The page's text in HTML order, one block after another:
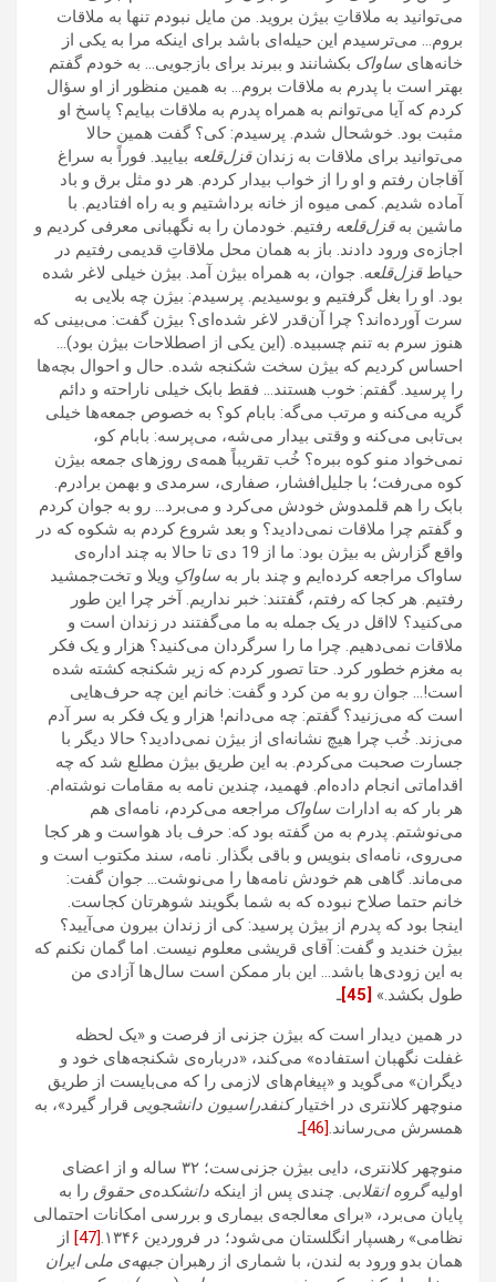
می‌توانید به ملاقاتِ بیژن بروید. من مایل نبودم تنها به ملاقات
بروم… می‌ترسیدم این حیله‌ای باشد برای اینکه مرا به یکی از
خانه‌های ساواک بکشانند و ببرند برای بازجویی… به خودم گفتم
بهتر است با پدرم به ملاقات بروم… به همین منظور از او سؤال
کردم که آیا می‌توانم به همراه پدرم به ملاقات بیایم؟ پاسخ او
مثبت بود. خوشحال شدم. پرسیدم: کی؟ گفت همین حالا
می‌توانید برای ملاقات به زندانقزل‌قلعه بیایید. فوراً به سراغ
آقاجان رفتم و او را از خواب بیدار کردم. هر دو مثل برق و باد
آماده شدیم. کمی میوه از خانه برداشتیم و به راه افتادیم. با
ماشین بهقزل‌قلعه رفتیم. خودمان را به نگهبانی معرفی کردیم و
اجازه‌ی ورود دادند. باز به همان محل ملاقاتِ قدیمی رفتیم در
حیاطقزل‌قلعه. جوان، به همراه بیژن آمد. بیژن خیلی لاغر شده
بود. او را بغل گرفتیم و بوسیدیم. پرسیدم: بیژن چه بلایی به
سرت آورده‌اند؟ چرا آن‌قدر لاغر شده‌ای؟ بیژن گفت: می‌بینی که
هنوز سرم به تنم چسبیده. (این یکی از اصطلاحات بیژن بود)…
احساس کردیم که بیژن سخت شکنجه شده. حال و احوال بچه‌ها
را پرسید. گفتم‌: خوب هستند… فقط بابک خیلی ناراحته و دائم
گریه می‌کنه و مرتب می‌گه: بابام کو؟ به خصوص جمعه‌ها خیلی
بی‌تابی می‌کنه و وقتی بیدار می‌شه، می‌پرسه: بابام کو،
نمی‌خواد منو کوه ببره؟ خُب تقریباً همه‌ی روزهای جمعه بیژن
کوه می‌رفت؛ با جلیل‌افشار، صفاری، سرمدی و بهمن برادرم.
بابک را هم قلمدوش خودش می‌‌کرد و می‌برد… رو به جوان کردم
و گفتم چرا ملاقات نمی‌دادید؟ و بعد شروع کردم به شکوه که در
واقع گزارش به بیژن بود: ما از 19 دی تا حالا به چند اداره‌ی
ساواک مراجعه کرده‌ایم و چند بار به ساواکِ ویلا و تخت‌جمشید
رفتیم. هر کجا که رفتم، گفتند: خبر نداریم. آخر چرا این طور
می‌کنید؟ لااقل در یک جمله به ما می‌گفتند در زندان است و
ملاقات نمی‌دهیم. چرا ما را سرگردان می‌کنید؟ هزار و یک فکر
به مغزم خطور کرد. حتا تصور کردم که زیر شکنجه کشته شده
است!… جوان رو به من کرد و گفت: خانم این چه حرف‌هایی
است که می‌زنید؟ گفتم: چه می‌دانم! هزار و یک فکر به سر آدم
می‌زند. خُب چرا هیچ نشانه‌ای از بیژن نمی‌دادید؟ حالا دیگر با
جسارت صحبت می‌کردم. به این طریق بیژن مطلع شد که چه
اقداماتی انجام داده‌ام. فهمید، چندین نامه به مقامات نوشته‌ام.
هر بار که به ادارات ساواک مراجعه می‌کردم، نامه‌ای هم
می‌نوشتم. پدرم به من گفته بود که: حرف باد هواست و هر کجا
می‌روی، نامه‌ای بنویس و باقی بگذار. نامه، سند مکتوب است و
می‌ماند. گاهی هم خودش نامه‌ها را می‌نوشت… جوان گفت:
خانم حتما صلاح نبوده که به شما بگویند شوهرتان کجاست.
اینجا بود که پدرم از بیژن پرسید: کی از زندان بیرون می‌آیید؟
بیژن خندید و گفت‌: آقای قریشی معلوم نیست. اما گمان نکنم که
به این زودی‌ها باشد… این بار ممکن است سال‌ها آزادی من
طول بکشد.» [45]
ـ
در همین دیدار است که بیژن جزنی از فرصت و «یک لحظه
غفلت نگهبان استفاده» می‌کند، «درباره‌ی شکنجه‌های خود و
دیگران» می‌گوید و «پیغام‌های لازمی را که می‌بایست از طریق
منوچهر کلانتری در اختیارکنفدراسیون دانشجویی قرار گیرد»، به
همسرش می‌رساند.[46]
ـ
منوچهر کلانتری، دایی بیژن جزنی‌ست؛ ۳۲ ساله و از اعضای
اولیه‌گروه انقلابی. چندی پس از اینکه دانشکده‌ی حقوق را به
پایان می‌برد، «برای معالجه‌ی بیماری و بررسی امکانات احتمالی
نظامی» رهسپار انگلستان می‌شود؛ در فروردین ۱۳۴۶.
[47]
از
همان بدو ورود به لندن، با شماری از رهبرانجبهه‌ی ملی ایران